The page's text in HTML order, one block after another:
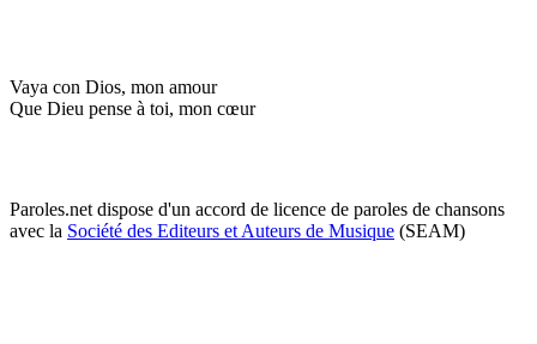
Vaya con Dios, mon amour
Que Dieu pense à toi, mon cœur
Paroles.net dispose d'un accord de licence de paroles de chansons
avec la Société des Editeurs et Auteurs de Musique (SEAM)